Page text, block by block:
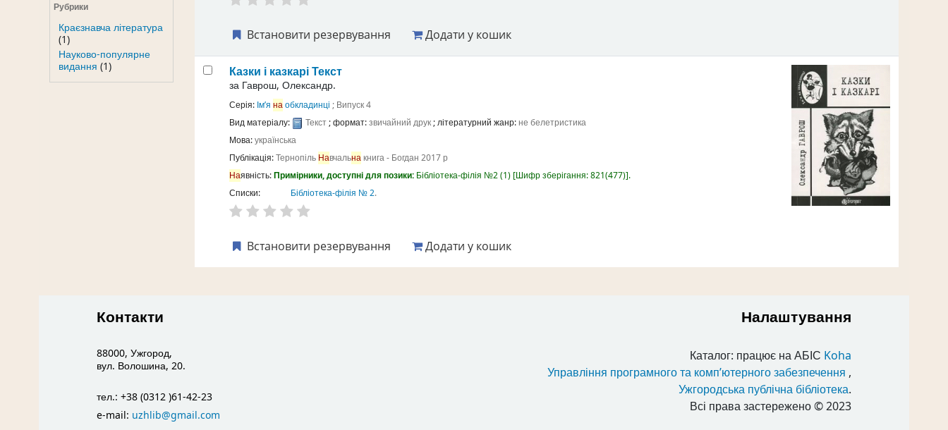
Рубрики
Краєзнавча література
(1)
Науково-популярне
видання (1)
Встановити резервування Додати у кошик
Казки і казкаріТекст
за Гаврош, Олександр.
Серія: Ім’я наобкладинці ; Випуск 4
Вид матеріалу:
Текст; формат:звичайний друк; літературний жанр:не белетристика
Мова:українська
Публікація:Тернопіль Навчальнакнига - Богдан 2017 р
Наявність:Примірники, доступні для позики: Бібліотека-філія №2(1) Шифр зберігання:821(477) .
Списки:
Бібліотека-філія № 2.
Встановити резервування Додати у кошик
Контакти
88000, Ужгород,
вул. Волошина, 20.
тел.: +38 (0312 )61-42-23
e-mail: uzhlib@gmail.com
Налаштування
Каталог: працює на АБІС Koha
Управління програмного та комп’ютерного забезпечення ,
Ужгородська публічна бібліотека.
Всі права застережено© 2023